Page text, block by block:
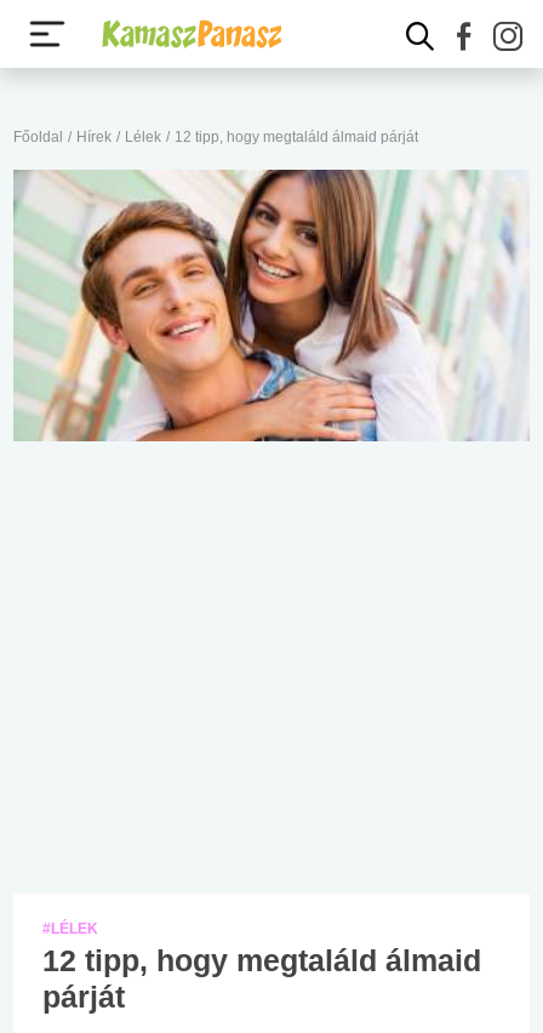
Főoldal / Hírek / Lélek / 12 tipp, hogy megtaláld álmaid párját
#LÉLEK
12 tipp, hogy megtaláld álmaid
párját